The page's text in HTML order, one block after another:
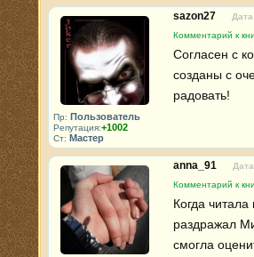
Пр: Пользователь
Репутация:+1002
Ст: Мастер
sazon27
Комментарий к
Согласен с
созданы с
радовать!
anna_91
Комментарий к
Когда
раздражал
смогла